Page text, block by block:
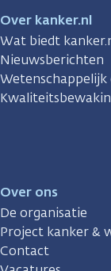
Over kanker.nl
Wat biedt
Nieuwsberichten
Over ons
De organisatie
Project kanker &
Contact